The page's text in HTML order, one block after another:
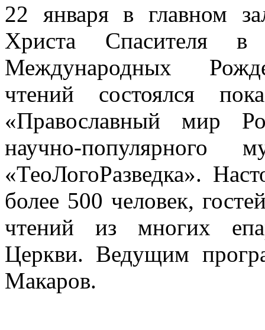
22 января в главном
Христа Спасителя
Международных
чтений состоялся
«Православный мир
научно-популярного
«ТеоЛогоРазведка».
более 500 человек,
чтений из многих
Церкви. Ведущим
Макаров.